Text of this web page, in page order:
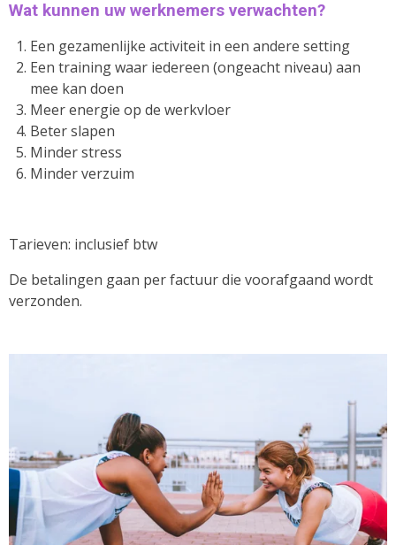
Wat kunnen uw werknemers verwachten?
Een gezamenlijke activiteit in een andere setting
Een training waar iedereen (ongeacht niveau) aan
mee kan doen
Meer energie op de werkvloer
Beter slapen
Minder stress
Minder verzuim
Tarieven: inclusief btw
De betalingen gaan per factuur die voorafgaand wordt
verzonden.